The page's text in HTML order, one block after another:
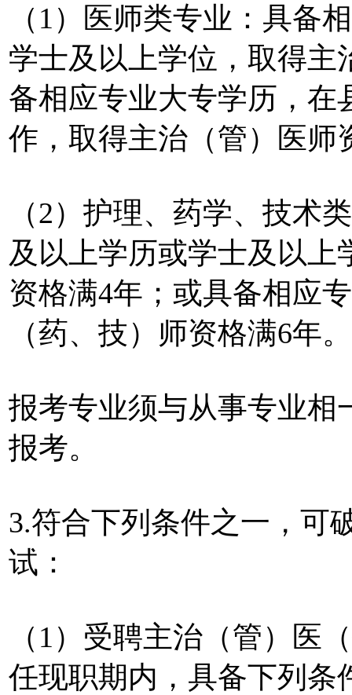
（1）医师类专业：具备
学士及以上学位，取得主
备相应专业大专学历，在
作，取得主治（管）医师
（2）护理、药学、技术
及以上学历或学士及以
资格满4年；或具备相应
（药、技）师资格满6年。
报考专业须与从事专业相
报考。
3.符合下列条件之一，可
试：
（1）受聘主治（管）医
任现职期内，具备下列条